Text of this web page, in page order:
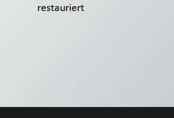
restauriert